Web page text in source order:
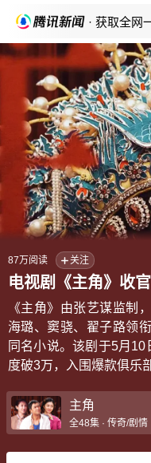
· 获取全网
87万阅读 关注
电视剧《主角》收官
《主角》由张艺谋监制
海璐、窦骁、翟子路领
同名小说。该剧于5月
度破3万，入围爆款俱乐
主角
全48集 · 传奇/剧情